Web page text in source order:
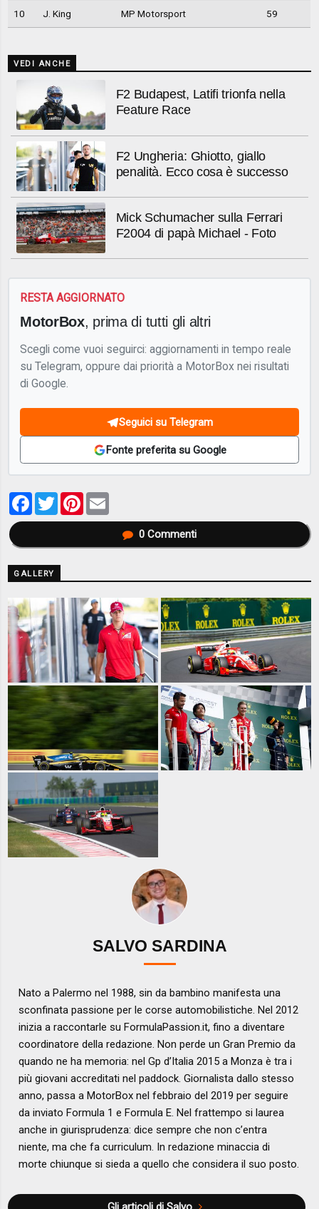
10 J. King MP Motorsport 59
VEDI ANCHE
F2 Budapest, Latifi trionfa nella
Feature Race
F2 Ungheria: Ghiotto, giallo
penalità. Ecco cosa è successo
Mick Schumacher sulla Ferrari
F2004 di papà Michael - Foto
RESTA AGGIORNATO
MotorBox, prima di tutti gli altri
Scegli come vuoi seguirci: aggiornamenti in tempo reale
su Telegram, oppure dai priorità a MotorBox nei risultati
di Google.
Seguici su Telegram
Fonte preferita su Google
Facebook
TwitterPinterest
0Commenti
GALLERY
SALVO SARDINA
Nato a Palermo nel 1988, sin da bambino manifesta una
sconfinata passione per le corse automobilistiche. Nel 2012
inizia a raccontarle su FormulaPassion.it, fino a diventare
coordinatore della redazione. Non perde un Gran Premio da
quando ne ha memoria: nel Gp d’Italia 2015 a Monza è tra i
più giovani accreditati nel paddock. Giornalista dallo stesso
anno, passa a MotorBox nel febbraio del 2019 per seguire
da inviato Formula 1 e Formula E. Nel frattempo si laurea
anche in giurisprudenza: dice sempre che non c’entra
niente, ma che fa curriculum. In redazione minaccia di
morte chiunque si sieda a quello che considera il suo posto.